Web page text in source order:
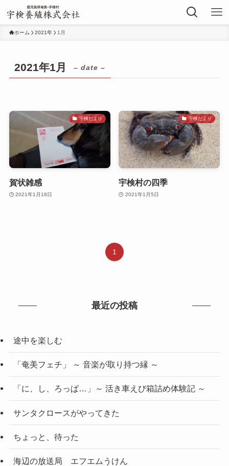
ホーム 2021年 1月
2021年1月 – date –
宇検だより
賀状雑感
2021年1月18日
宇検だより
宇検村の四季
2021年1月5日
1
最近の投稿
途中を楽しむ
「奄美フェチ」 ～ 音楽が取り持つ縁 ～
「に、し、ろっぱ…」～ 活き車えび箱詰め体験記 ～
サンタクロースがやってきた
ちょっと、待った
海辺の放送局 エフエムうけん